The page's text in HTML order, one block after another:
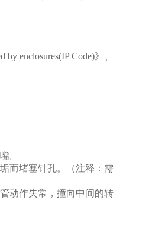
by enclosures(IP Code)》、
。
而堵塞针孔。（注释：需
动作失常，撞向中间的转